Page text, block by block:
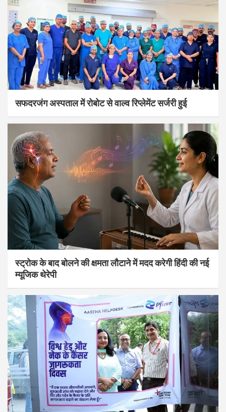
सफदरजंग अस्पताल में रोबोट से वाल्व रिप्लेमेंट सर्जरी हुई
स्ट्रोक के बाद बोलने की क्षमता लौटाने में मदद करेगी हिंदी की नई
म्यूजिक थेरेपी